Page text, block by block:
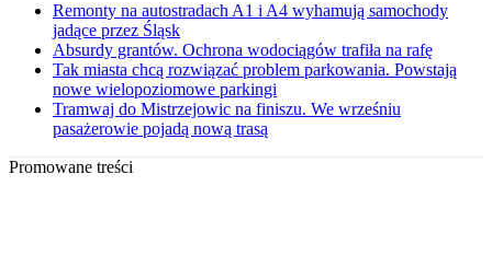
Remonty na autostradach A1 i A4 wyhamują samochody
jadące przez Śląsk
Absurdy grantów. Ochrona wodociągów trafiła na rafę
Tak miasta chcą rozwiązać problem parkowania. Powstają
nowe wielopoziomowe parkingi
Tramwaj do Mistrzejowic na finiszu. We wrześniu
pasażerowie pojadą nową trasą
Promowane treści